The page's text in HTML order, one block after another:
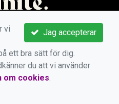
Jag accepterar
vi
ett bra sätt för dig.
du att vi använder
om cookies.